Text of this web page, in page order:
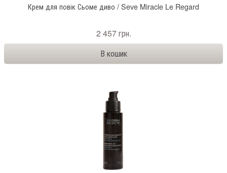
Крем для повік Сьоме диво / Seve Miracle Le Regard
2 457 грн.